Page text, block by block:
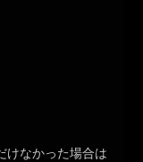
けなかった場合は